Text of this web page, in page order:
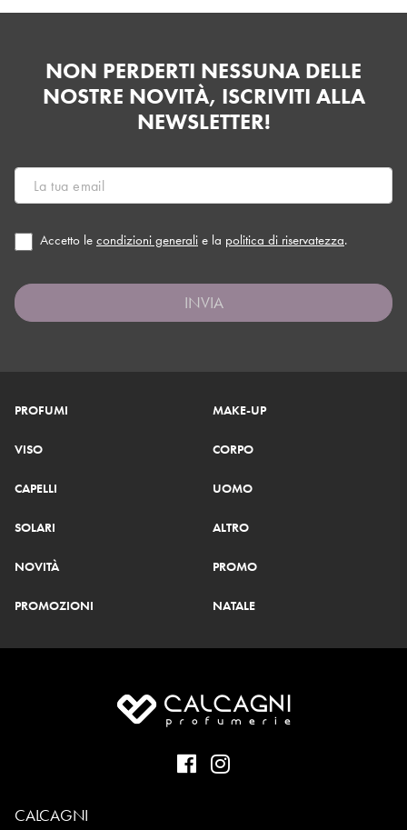
NON PERDERTI NESSUNA DELLE
NOSTRE NOVITÀ, ISCRIVITI ALLA
NEWSLETTER!
Accetto le condizioni generali e la politica di riservatezza.
INVIA
PROFUMI MAKE-UP
VISO CORPO
CAPELLI UOMO
SOLARI ALTRO
NOVITÀ PROMO
PROMOZIONI NATALE
CALCAGNI